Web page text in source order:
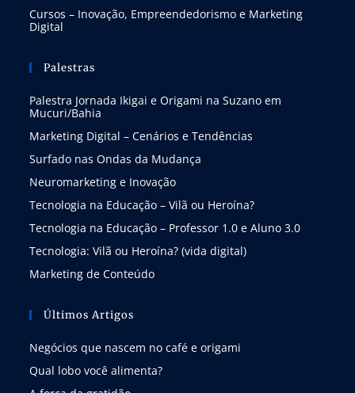
Cursos – Inovação, Empreendedorismo e Marketing
Digital
Palestras
Palestra Jornada Ikigai e Origami na Suzano em
Mucuri/Bahia
Marketing Digital – Cenários e Tendências
Surfado nas Ondas da Mudança
Neuromarketing e Inovação
Tecnologia na Educação – Vilã ou Heroína?
Tecnologia na Educação – Professor 1.0 e Aluno 3.0
Tecnologia: Vilã ou Heroína? (vida digital)
Marketing de Conteúdo
Últimos Artigos
Negócios que nascem no café e origami
Qual lobo você alimenta?